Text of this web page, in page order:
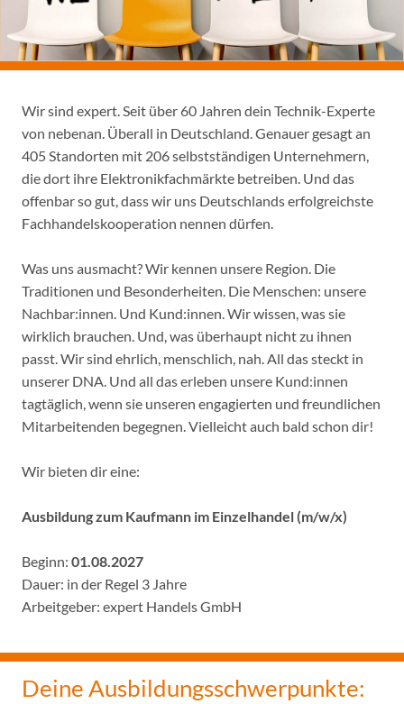
Wir sind expert. Seit über 60 Jahren dein Technik-Experte
von nebenan. Überall in Deutschland. Genauer gesagt an
405 Standorten mit 206 selbstständigen Unternehmern,
die dort ihre Elektronikfachmärkte betreiben. Und das
offenbar so gut, dass wir uns Deutschlands erfolgreichste
Fachhandelskooperation nennen dürfen.
Was uns ausmacht? Wir kennen unsere Region. Die
Traditionen und Besonderheiten. Die Menschen: unsere
Nachbar:innen. Und Kund:innen. Wir wissen, was sie
wirklich brauchen. Und, was überhaupt nicht zu ihnen
passt. Wir sind ehrlich, menschlich, nah. All das steckt in
unserer DNA. Und all das erleben unsere Kund:innen
tagtäglich, wenn sie unseren engagierten und freundlichen
Mitarbeitenden begegnen. Vielleicht auch bald schon dir!
Wir bieten dir eine:
Ausbildung zum Kaufmann im Einzelhandel (m/w/x)
Beginn: 01.08.2027
Dauer: in der Regel 3 Jahre
Arbeitgeber: expert Handels GmbH
Deine Ausbildungsschwerpunkte: